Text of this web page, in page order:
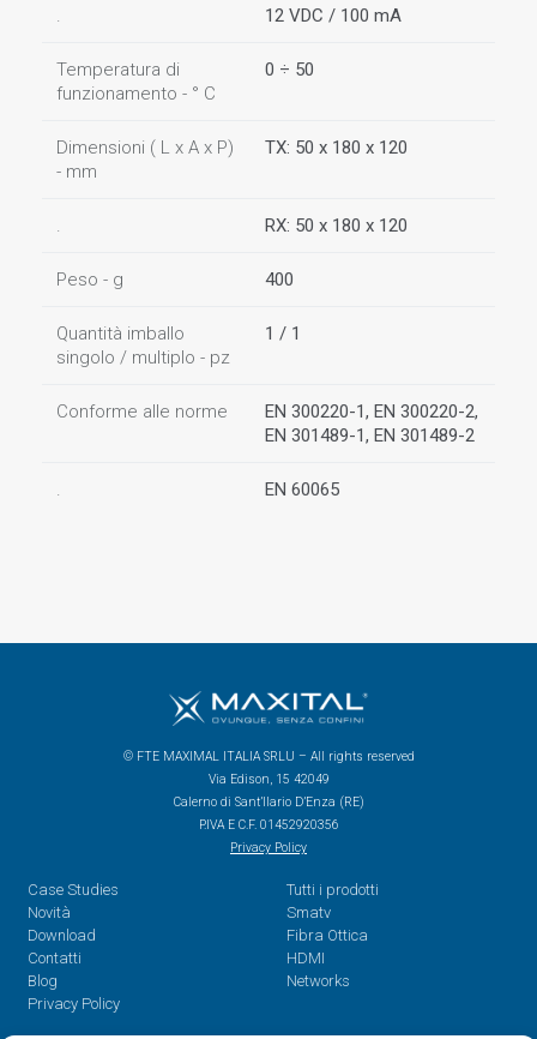
. 12 VDC / 100 mA
Temperatura di
funzionamento - ° C
0 ÷ 50
Dimensioni ( L x A x P)
- mm
TX: 50 x 180 x 120
. RX: 50 x 180 x 120
Peso - g 400
Quantità imballo
singolo / multiplo - pz
1 / 1
Conforme alle norme
EN 300220-1, EN 300220-2,
EN 301489-1, EN 301489-2
. EN 60065
© FTE MAXIMAL ITALIA SRLU – All rights reserved
Via Edison, 15 42049
Calerno di Sant’Ilario D’Enza (RE)
P.IVA E C.F. 01452920356
Privacy Policy
Case Studies
Novità
Download
Contatti
Blog
Privacy Policy
Tutti i prodotti
Smatv
Fibra Ottica
HDMI
Networks